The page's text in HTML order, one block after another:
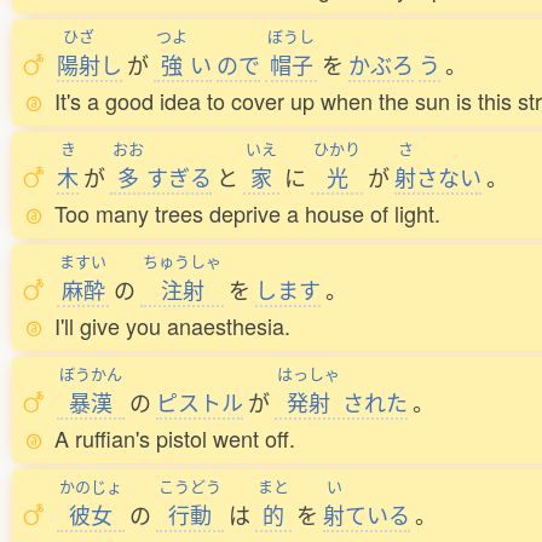
ひざ
陽射し が
つよ
強 い ので
ぼうし
帽子 を かぶろ う 。
It's a good idea to cover up when the sun is this
き
木が
おお
多 すぎる と
いえ
家 に
ひかり
光 が
さ
射さない。
Too many trees deprive a house of light.
ますい
麻酔 の
ちゅうしゃ
注射 を します。
I'll give you anaesthesia.
ぼうかん
暴漢 の ピストル が
はっしゃ
発射 された。
A ruffian's pistol went off.
かのじょ
彼女 の
こうどう
行動 は
まと
的 を
い
射ている 。